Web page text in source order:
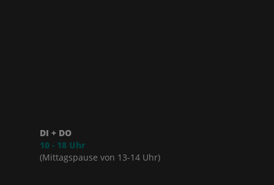
DI + DO
10 - 18 Uhr
(Mittagspause von 13-14 Uhr)